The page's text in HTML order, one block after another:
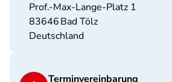
Prof.-Max-Lange-Platz 1
83646Bad Tölz
Deutschland
Terminvereinbarung